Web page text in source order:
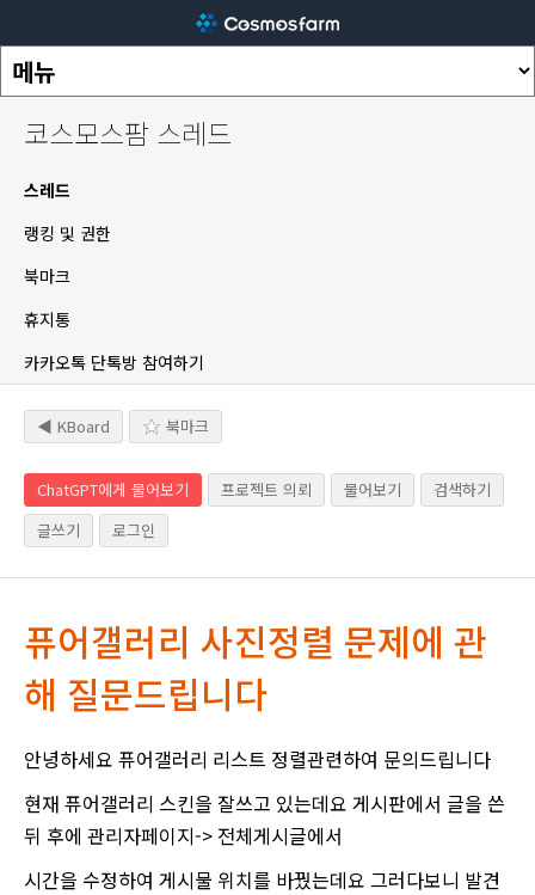
코스모스팜 스레드
스레드
랭킹 및 권한
북마크
휴지통
카카오톡 단톡방 참여하기
◀ KBoard 북마크
ChatGPT에게 물어보기 프로젝트 의뢰 물어보기
검색하기
글쓰기
로그인
퓨어갤러리 사진정렬 문제에 관
해 질문드립니다
안녕하세요 퓨어갤러리 리스트 정렬관련하여 문의드립니다
현재 퓨어갤러리 스킨을 잘쓰고 있는데요 게시판에서 글을 쓴
뒤 후에 관리자페이지-> 전체게시글에서
시간을 수정하여 게시물 위치를 바꿨는데요 그러다보니 발견